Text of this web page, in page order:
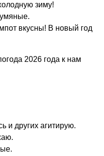
зиму!
вкусны! В новый год
2026 года к нам
и других агитирую.